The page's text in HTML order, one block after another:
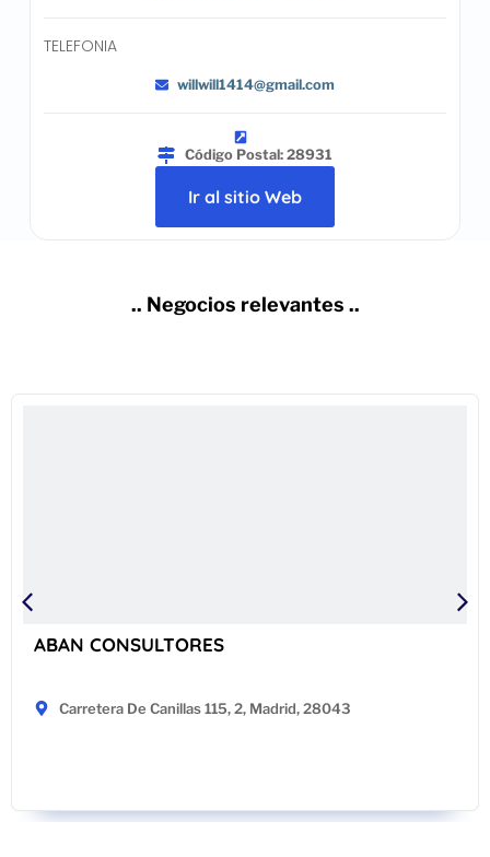
TELEFONIA
willwill1414@gmail.com
Código Postal: 28931
Ir al sitio Web
.. Negocios relevantes ..
ABAN CONSULTORES
Carretera De Canillas 115, 2, Madrid, 28043